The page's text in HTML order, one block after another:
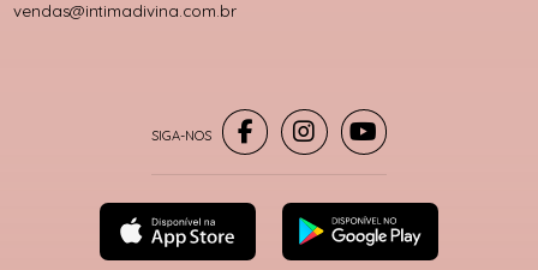
vendas@intimadivina.com.br